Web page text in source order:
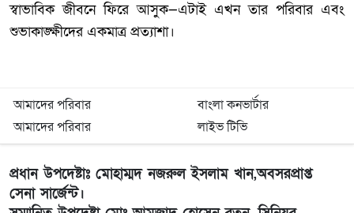
স্বাভাবিক জীবনে ফিরে আসুক—এটাই এখন তার পরিবার এবং
শুভাকাঙ্ক্ষীদের একমাত্র প্রত্যাশা।
আমাদের পরিবার
বাংলা কনভার্টার
আমাদের পরিবার
লাইভ টিভি
প্রধান উপদেষ্টাঃ মোহাম্মদ নজরুল ইসলাম খান,অবসরপ্রাপ্ত
সেনা সার্জেন্ট।